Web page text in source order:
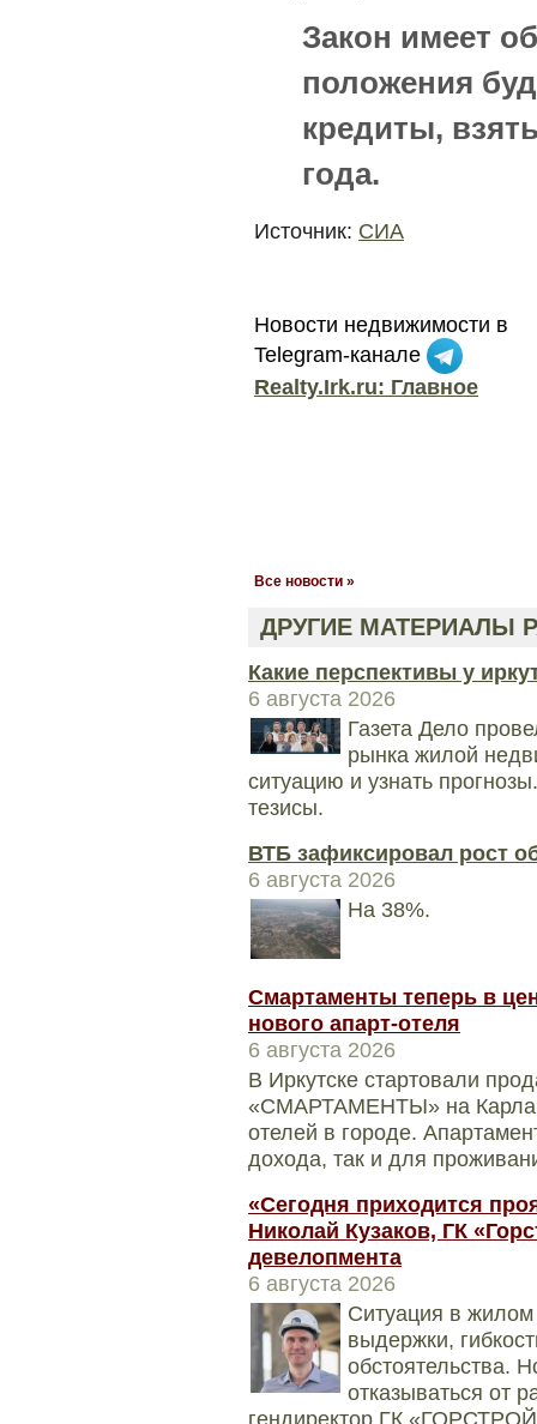
Закон имеет
положения
кредиты,
года.
Источник: СИА
Новости недвижимости в
Telegram-канале
Realty.Irk.ru: Главное
Все новости »
ДРУГИЕ МАТЕРИАЛЫ
Какие перспективы у
6 августа 2026
Газета Дело
рынка жилой
ситуацию и узнать
тезисы.
ВТБ зафиксировал рост
6 августа 2026
На 38%.
Смартаменты теперь в
нового апарт-отеля
6 августа 2026
В Иркутске стартовали
«СМАРТАМЕНТЫ» на Карла
отелей в городе.
дохода, так и для
«Сегодня приходится
Николай Кузаков, ГК
девелопмента
6 августа 2026
Ситуация в жилом
выдержки,
обстоятельства.
отказываться от
гендиректор ГК